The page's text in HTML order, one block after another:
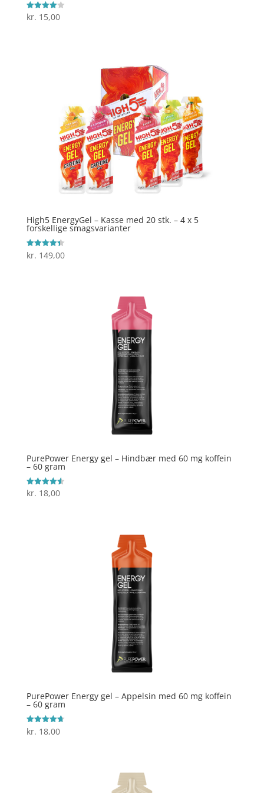
Vurderet
4
kr. 15,00
High5 EnergyGel – Kasse med 20 stk. – 4 x 5
forskellige smagsvarianter
Vurderet
4.4
kr. 149,00
PurePower Energy gel – Hindbær med 60 mg koffein
– 60 gram
Vurderet
4.6
kr. 18,00
PurePower Energy gel – Appelsin med 60 mg koffein
– 60 gram
Vurderet
4.7
kr. 18,00